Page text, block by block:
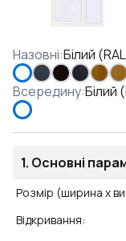
Назовні:Білий
Всередину:Білий
1. Основні
Розмір (ширина x
Відкривання: